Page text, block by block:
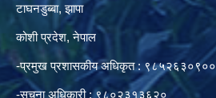
टाघनडुब्बा, झापा
कोशी प्रदेश, नेपाल
-प्रमुख प्रशासकीय अधिकृत : ९८५२६३०९००
-सुचना अधिकारी : ९८०२३१३६२०